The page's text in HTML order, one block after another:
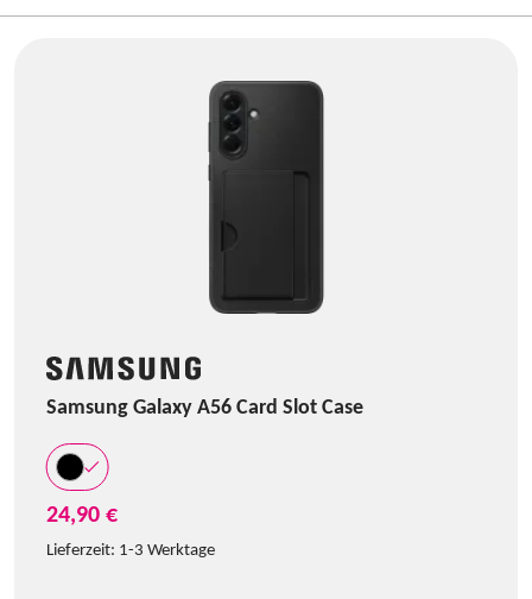
Samsung Galaxy A56 Card Slot Case
24,90 €
Lieferzeit: 1-3 Werktage